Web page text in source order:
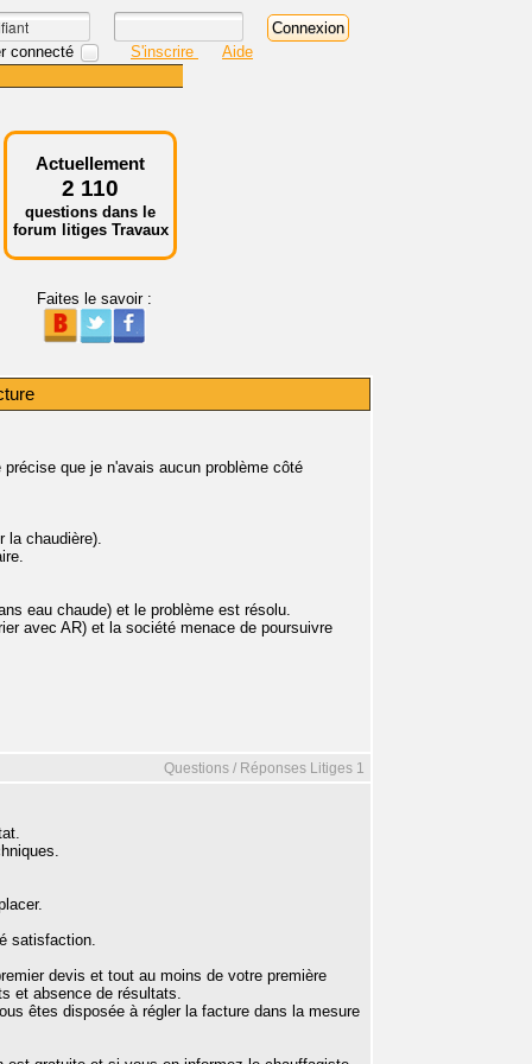
connecté S'inscrire Aide
Actuellement
2 110
questions dans le
forum litiges Travaux
Faites le savoir :
que je n'avais aucun problème côté
la chaudière).
eau chaude) et le problème est résolu.
avec AR) et la société menace de poursuivre
Questions / Réponses Litiges 1
satisfaction.
devis et tout au moins de votre première
et absence de résultats.
êtes disposée à régler la facture dans la mesure